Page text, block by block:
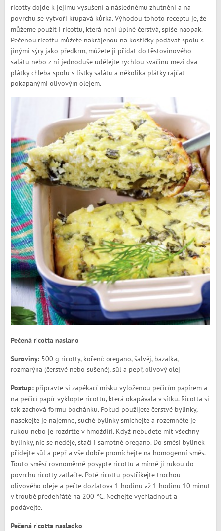
ricotty dojde k jejímu vysušení a následnému zhutnění a na
povrchu se vytvoří křupavá kůrka. Výhodou tohoto receptu je, že
můžeme použít i ricottu, která není úplně čerstvá, spíše naopak.
Pečenou ricottu můžete nakrájenou na kostičky podávat spolu s
jinými sýry jako předkrm, můžete ji přidat do těstovinového
salátu nebo z ní jednoduše udělejte rychlou svačinu mezi dva
plátky chleba spolu s lístky salátu a několika plátky rajčat
pokapanými olivovým olejem.
Pečená ricotta naslano
Suroviny: 500 g ricotty, koření: oregano, šalvěj, bazalka,
rozmarýna (čerstvé nebo sušené), sůl a pepř, olivový olej
Postup: připravte si zapékací misku vyloženou pečicím papírem a
na pečicí papír vyklopte ricottu, která okapávala v sítku. Ricotta si
tak zachová formu bochánku. Pokud použijete čerstvé bylinky,
nasekejte je najemno, suché bylinky smíchejte a rozemněte je
rukou nebo je rozdrťte v hmoždíři. Když nebudete mít všechny
bylinky, nic se neděje, stačí i samotné oregano. Do směsi bylinek
přidejte sůl a pepř a vše dobře promíchejte na homogenní směs.
Touto směsí rovnoměrně posypte ricottu a mírně ji rukou do
povrchu ricotty zatlačte. Poté ricottu postříkejte trochou
olivového oleje a pečte dozlatova 1 hodinu až 1 hodinu 10 minut
v troubě předehřáté na 200 °C. Nechejte vychladnout a
podávejte.
Pečená ricotta nasladko